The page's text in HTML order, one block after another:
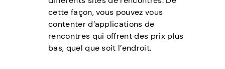
cette façon, vous pouvez vous
contenter d’applications de
rencontres qui offrent des prix plus
bas, quel que soit l’endroit.